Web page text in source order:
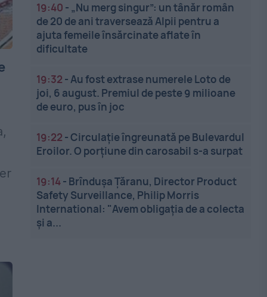
19:40 - „Nu merg singur”: un tânăr român
de 20 de ani traversează Alpii pentru a
ajuta femeile însărcinate aflate în
dificultate
19:32 -Au fost extrase numerele Loto de
joi, 6 august. Premiul de peste 9 milioane
de euro, pus în joc
19:22 -Circulație îngreunată pe Bulevardul
Eroilor. O porțiune din carosabil s-a surpat
19:14- Brîndușa Țăranu, Director Product
Safety Surveillance, Philip Morris
International: "Avem obligația de a colecta
și a...